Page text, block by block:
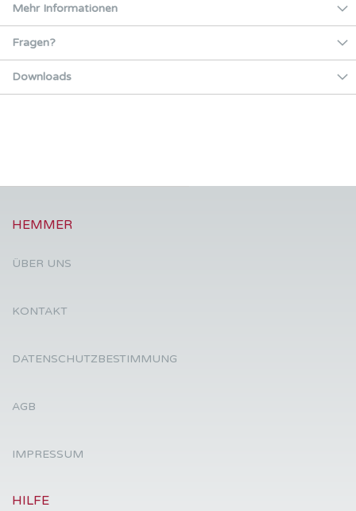
Mehr Informationen
Fragen?
Downloads
HEMMER
ÜBER UNS
KONTAKT
DATENSCHUTZBESTIMMUNG
AGB
IMPRESSUM
HILFE